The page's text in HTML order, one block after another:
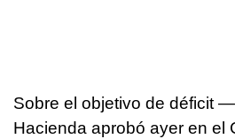
Sobre el objetivo de déficit
Hacienda aprobó ayer en el